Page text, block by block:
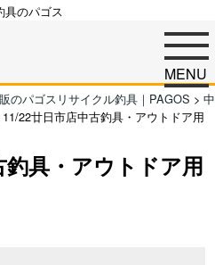
具のパゴス
MENU
のパゴスリサイクル釣具｜PAGOS > 中
11/22廿日市店中古釣具・アウトドア用
釣具・アウトドア用